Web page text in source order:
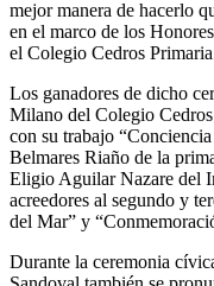
mejor manera de hacerlo
en el marco de los
el Colegio Cedros
Los ganadores de dicho
Milano del Colegio
con su trabajo
Belmares Riaño de la
Eligio Aguilar Nazare del
acreedores al segundo y
del Mar” y
Durante la ceremonia